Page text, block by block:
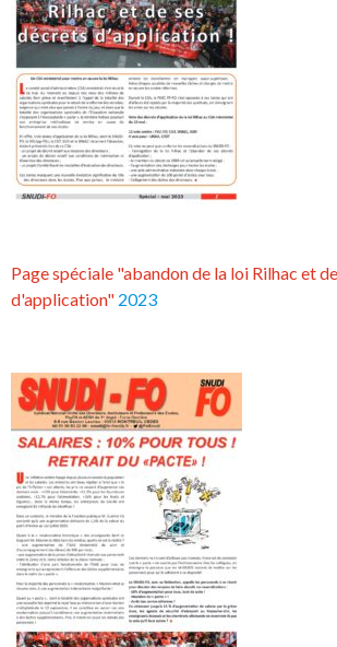
Page spéciale "abandon de la loi Rilhac et
d'application" 2023